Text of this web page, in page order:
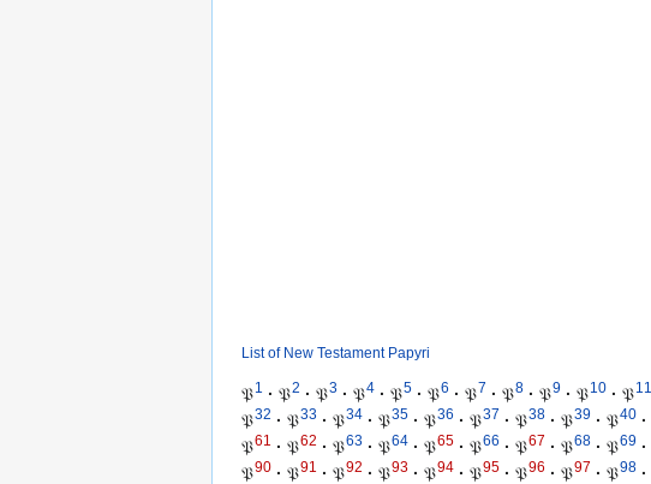
List of New Testament Papyri
𝔓1 · 𝔓2 · 𝔓3 · 𝔓4 · 𝔓5 · 𝔓6 · 𝔓7 · 𝔓8 · 𝔓9 · 𝔓10 · 𝔓11
𝔓32 · 𝔓33 · 𝔓34 · 𝔓35 · 𝔓36 · 𝔓37 · 𝔓38 · 𝔓39 · 𝔓40 ·
𝔓61 · 𝔓62 · 𝔓63 · 𝔓64 · 𝔓65 · 𝔓66 · 𝔓67 · 𝔓68 · 𝔓69 ·
𝔓90 · 𝔓91 · 𝔓92 · 𝔓93 · 𝔓94 · 𝔓95 · 𝔓96 · 𝔓97 · 𝔓98 ·